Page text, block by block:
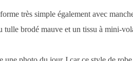
très simple également avec
tulle brodé mauve et un tissu à mini-